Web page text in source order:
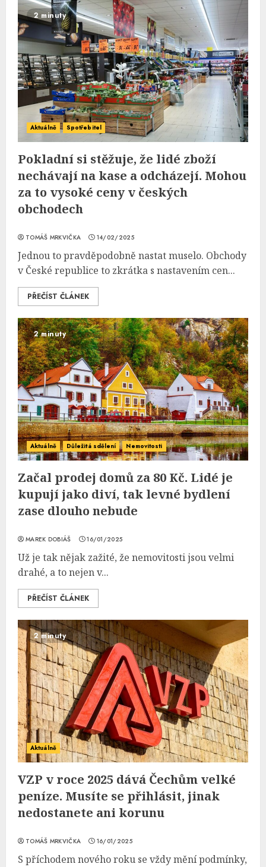
2 minuty
Aktuálně Spotřebitel
Pokladní si stěžuje, že lidé zboží
nechávají na kase a odcházejí. Mohou
za to vysoké ceny v českých
obchodech
TOMÁŠ MRKVIČKA 14/02/2025
Jednou to pravděpodobně nastat muselo. Obchody
v České republice to zkrátka s nastavením cen...
PŘEČÍST ČLÁNEK
2 minuty
Aktuálně Důležitá sdělení Nemovitosti
Začal prodej domů za 80 Kč. Lidé je
kupují jako diví, tak levné bydlení
zase dlouho nebude
MAREK DOBIÁŠ 16/01/2025
Už je tak nějak zažité, že nemovitosti jsou velmi
drahé, a to nejen v...
PŘEČÍST ČLÁNEK
2 minuty
Aktuálně
VZP v roce 2025 dává Čechům velké
peníze. Musíte se přihlásit, jinak
nedostanete ani korunu
TOMÁŠ MRKVIČKA 16/01/2025
S příchodem nového roku se vždy mění podmínky,